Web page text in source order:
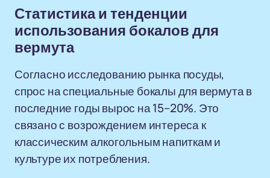
Статистика и тенденции
использования бокалов для
вермута
Согласно исследованию рынка посуды,
спрос на специальные бокалы для вермута в
последние годы вырос на 15–20%. Это
связано с возрождением интереса к
классическим алкогольным напиткам и
культуре их потребления.